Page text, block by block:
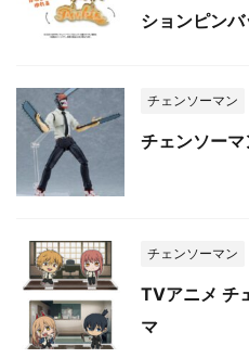
ションピン
チェンソーマン
チェンソー
チェンソーマン
TVアニメ チ
マ